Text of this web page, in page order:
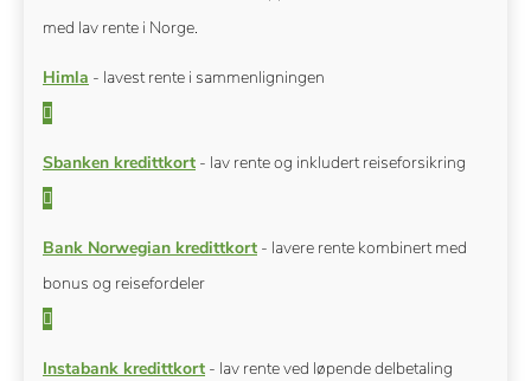
med lav rente i Norge.
Himla - lavest rente i sammenligningen
Sbanken kredittkort - lav rente og inkludert reiseforsikring
Bank Norwegian kredittkort - lavere rente kombinert med
bonus og reisefordeler
Instabank kredittkort - lav rente ved løpende delbetaling